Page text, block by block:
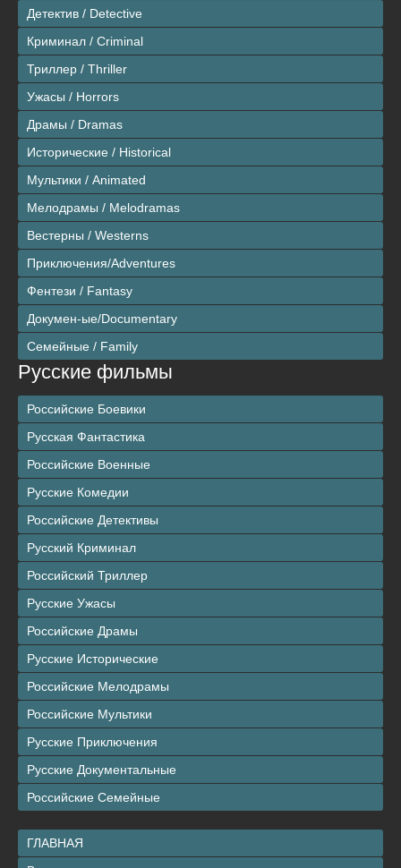
Детектив / Detective
Криминал / Criminal
Триллер / Thriller
Ужасы / Horrors
Драмы / Dramas
Исторические / Historical
Мультики / Animated
Мелодрамы / Melodramas
Вестерны / Westerns
Приключения/Adventures
Фентези / Fantasy
Докумен-ые/Documentary
Семейные / Family
Русские фильмы
Российские Боевики
Русская Фантастика
Российские Военные
Русские Комедии
Российские Детективы
Русский Криминал
Российский Триллер
Русские Ужасы
Российские Драмы
Русские Исторические
Российские Мелодрамы
Российские Мультики
Русские Приключения
Русские Документальные
Российские Семейные
ГЛАВНАЯ